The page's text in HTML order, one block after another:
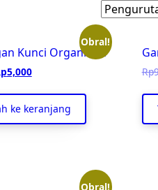
Obral!
Kunci Organisasi
5,000Harga
ini
adalah:
Rp5,000.
ke keranjang
Rp
Obral!